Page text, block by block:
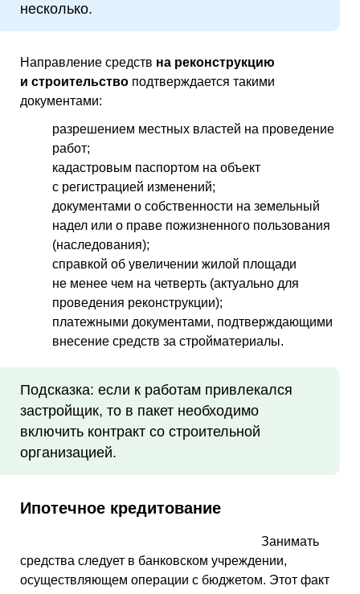
несколько.
Направление средств на реконструкцию
и строительство подтверждается такими
документами:
разрешением местных властей на проведение
работ;
кадастровым паспортом на объект
с регистрацией изменений;
документами о собственности на земельный
надел или о праве пожизненного пользования
(наследования);
справкой об увеличении жилой площади
не менее чем на четверть (актуально для
проведения реконструкции);
платежными документами, подтверждающими
внесение средств за стройматериалы.
Подсказка: если к работам привлекался
застройщик, то в пакет необходимо
включить контракт со строительной
организацией.
Ипотечное кредитование
Занимать
средства следует в банковском учреждении,
осуществляющем операции с бюджетом. Этот факт